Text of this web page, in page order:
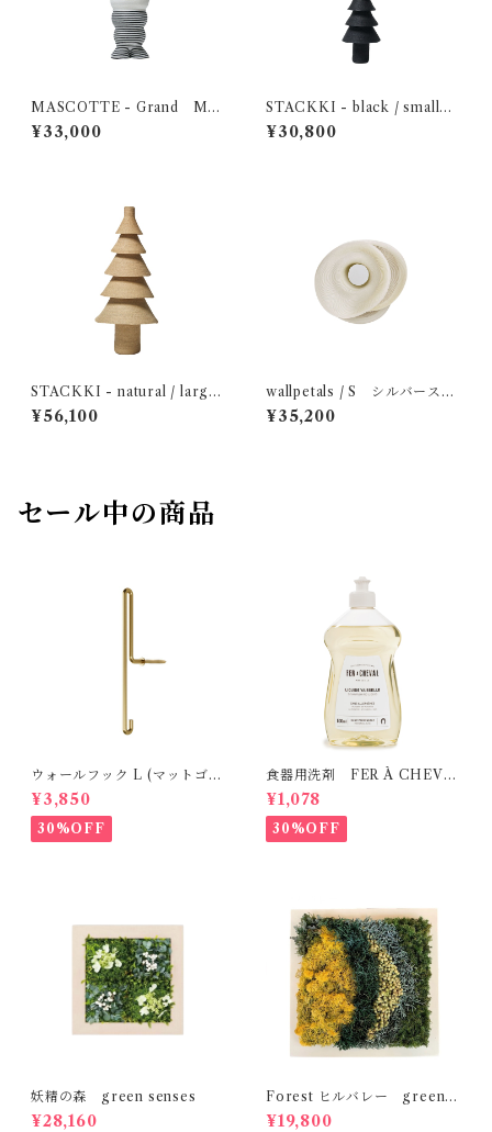
MASCOTTE - Grand MO
BJE
¥33,000
STACKKI - black / small
MOBJE
¥30,800
STACKKI - natural / large
MOBJE
¥56,100
wallpetals / S シルバーステ
ッチ MOBJE
¥35,200
セール中の商品
ウォールフック L (マットゴー
ルド） MOEBE
¥3,850
30%OFF
食器用洗剤 FER À CHEVA
L
¥1,078
30%OFF
妖精の森 green senses
¥28,160
Forest ヒルバレー green s
enses
¥19,800